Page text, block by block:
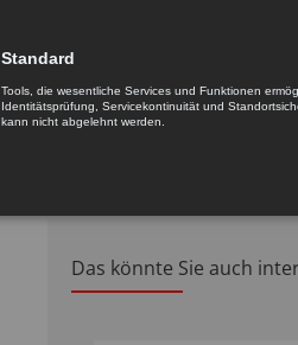
Typisch Anwendungen:
Standard
Tools, die wesentliche Services und Funktionen
Identitätsprüfung, Servicekontinuität und
kann nicht abgelehnt werden.